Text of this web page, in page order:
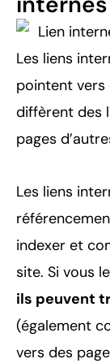
Les liens
pointent vers
diffèrent des
pages
Les liens
indexer et
site. Si vous
ils peuvent
(également
vers des